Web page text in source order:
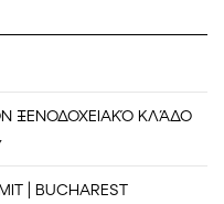
ΞΕΝΟΔΟΧΕΙΑΚΌ ΚΛΆΔΟ
| BUCHAREST